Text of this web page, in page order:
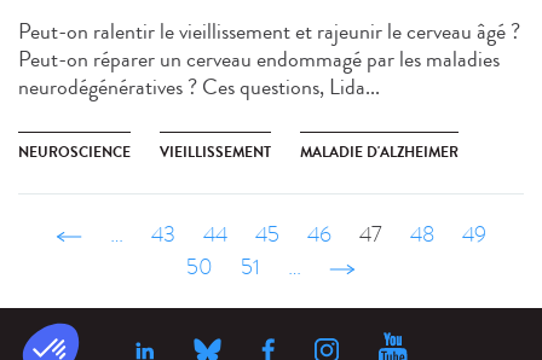
Peut-on ralentir le vieillissement et rajeunir le cerveau âgé ?
Peut-on réparer un cerveau endommagé par les maladies
neurodégénératives ? Ces questions, Lida...
NEUROSCIENCE VIEILLISSEMENT MALADIE D'ALZHEIMER
‹ précédent
… 43 44 45 46 47 48
49
50
51 … suivant ›